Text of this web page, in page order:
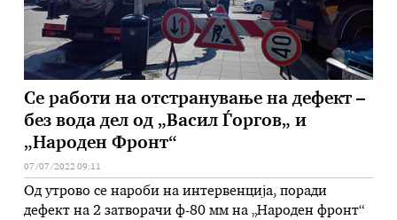
Се работи на отстранување на дефект –
без вода дел од „Васил Ѓоргов„ и
„Народен Фронт“
07/07/2022 09:11
Од утрово се нароби на интервенција, поради
дефект на 2 затворачи ф-80 мм на „Народен фронт“